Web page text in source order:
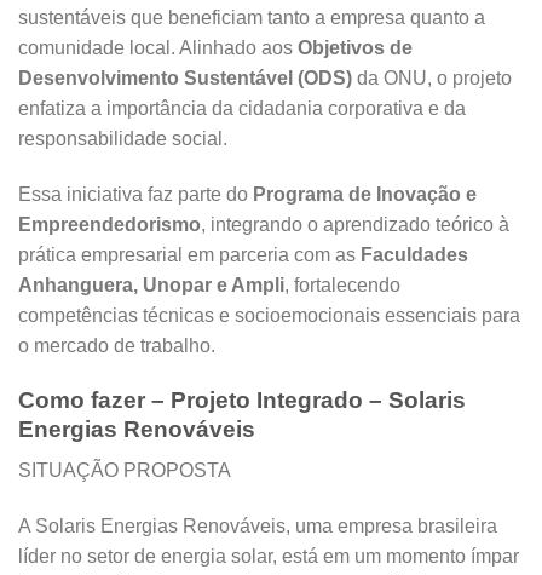
sustentáveis que beneficiam tanto a empresa quanto a
comunidade local. Alinhado aos Objetivos de
Desenvolvimento Sustentável (ODS) da ONU, o projeto
enfatiza a importância da cidadania corporativa e da
responsabilidade social.
Essa iniciativa faz parte do Programa de Inovação e
Empreendedorismo, integrando o aprendizado teórico à
prática empresarial em parceria com as Faculdades
Anhanguera, Unopar e Ampli, fortalecendo
competências técnicas e socioemocionais essenciais para
o mercado de trabalho.
Como fazer – Projeto Integrado – Solaris
Energias Renováveis
SITUAÇÃO PROPOSTA
A Solaris Energias Renováveis, uma empresa brasileira
líder no setor de energia solar, está em um momento ímpar